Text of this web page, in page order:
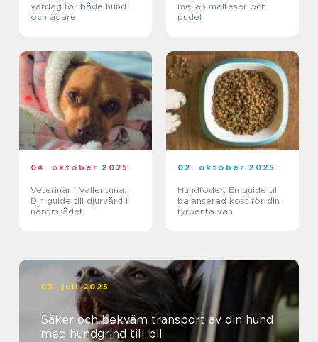
vardag för både hund
och ägare
mellan malteser och
pudel
04. oktober 2025
Veterinär i Vallentuna:
Din guide till djurvård i
närområdet
02. oktober 2025
Hundfoder: En guide till
balanserad kost för din
fyrbenta vän
03. juli 2025
Säker och bekväm transport av din hund
med hundgrind till bil